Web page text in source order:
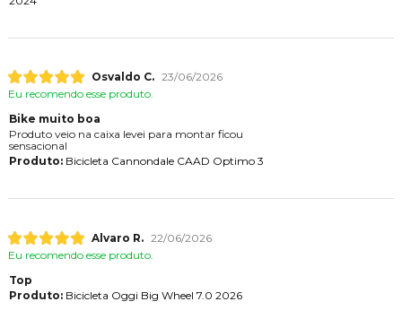
Osvaldo C. 23/06/2026
Eu recomendo esse produto.
Bike muito boa
Produto veio na caixa levei para montar ficou
sensacional
Produto:Bicicleta Cannondale CAAD Optimo 3
Alvaro R. 22/06/2026
Eu recomendo esse produto.
Top
Produto:Bicicleta Oggi Big Wheel 7.0 2026